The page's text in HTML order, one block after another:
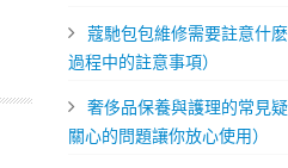
蔻馳包包維修需要註意什
過程中的註意事項）
奢侈品保養與護理的常見
關心的問題讓你放心使用）